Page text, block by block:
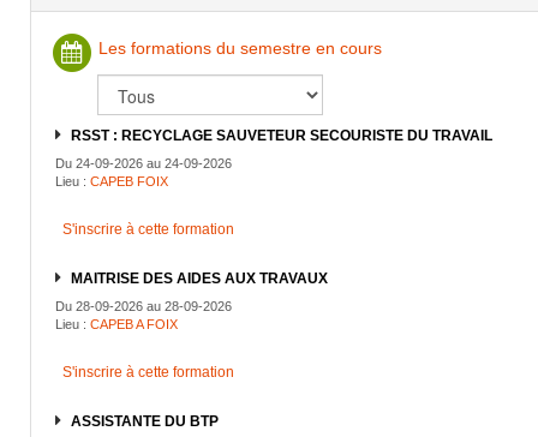
Les formations du semestre en cours
RSST : RECYCLAGE SAUVETEUR SECOURISTE DU TRAVAIL
Du 24-09-2026 au 24-09-2026
Lieu : CAPEB FOIX
S'inscrire à cette formation
MAITRISE DES AIDES AUX TRAVAUX
Du 28-09-2026 au 28-09-2026
Lieu : CAPEB A FOIX
S'inscrire à cette formation
ASSISTANTE DU BTP